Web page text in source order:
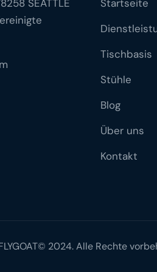
SEATTLE
Startseite
Tischbasis
Stühle
Blog
Über uns
Kontakt
2024. Alle Rechte